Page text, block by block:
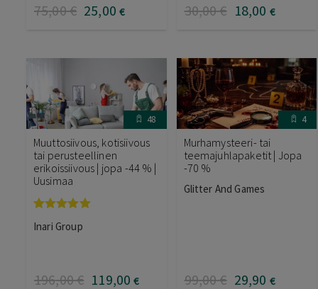
75,00€ 25,00 € 30,00€ 18,00 €
48
Muuttosiivous, kotisiivous
tai perusteellinen
erikoissiivous | jopa -44 % |
Uusimaa
tuotteesta:
Inari Group
196,00€ 119,00 €
4
Murhamysteeri- tai
teemajuhlapaketit | Jopa
-70 %
Glitter And Games
99,00€ 29,90 €